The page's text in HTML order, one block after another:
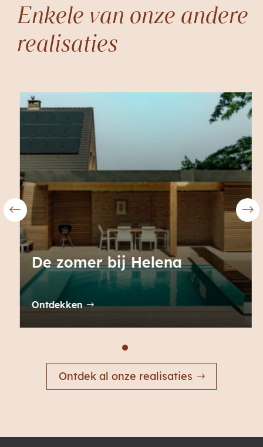
Enkele van onze andere
realisaties
De zomer bij Helena
Ontdekken
Ontdek al onze realisaties